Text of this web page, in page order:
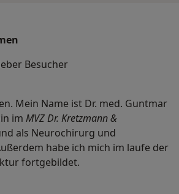
Besucher
Mein Name ist Dr. med. Guntmar
im MVZ Dr. Kretzmann &
als Neurochirurg und
habe ich mich im laufe der
fortgebildet.